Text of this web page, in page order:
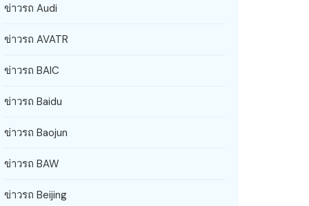
ข่าวรถ Audi
ข่าวรถ AVATR
ข่าวรถ BAIC
ข่าวรถ Baidu
ข่าวรถ Baojun
ข่าวรถ BAW
ข่าวรถ Beijing